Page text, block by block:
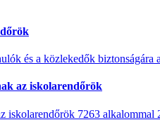
és a közlekedők biztonságára
az iskolarendőrök
iskolarendőrök 7263